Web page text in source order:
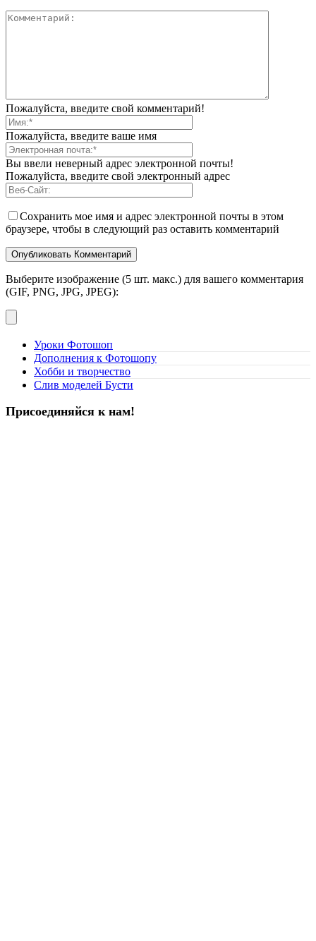
Пожалуйста, введите свой комментарий!
Пожалуйста, введите ваше имя
Вы ввели неверный адрес электронной почты!
Пожалуйста, введите свой электронный адрес
Сохранить мое имя и адрес электронной почты в этом
браузере, чтобы в следующий раз оставить комментарий
Выберите изображение (5 шт. макс.) для вашего комментария
(GIF, PNG, JPG, JPEG):
Уроки Фотошоп
Дополнения к Фотошопу
Хобби и творчество
Слив моделей Бусти
Присоединяйся к нам!